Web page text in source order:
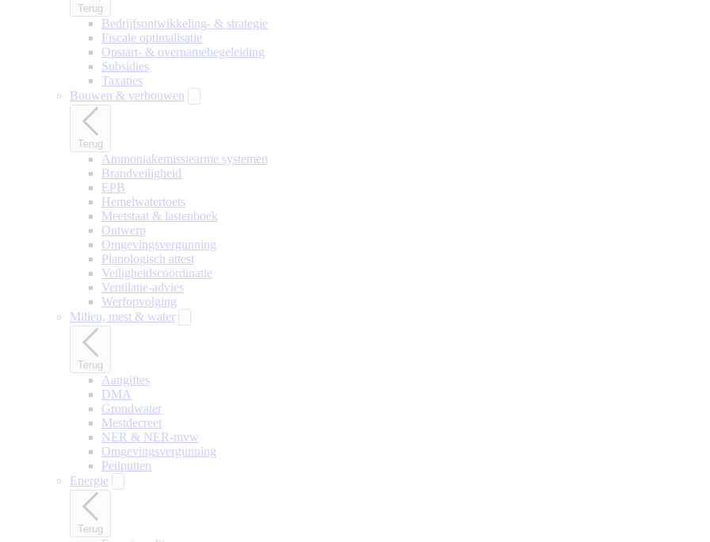
Terug
Bedrijfsontwikkeling- & strategie
Fiscale optimalisatie
Opstart- & overnamebegeleiding
Subsidies
Taxaties
Bouwen & verbouwen
Terug
Ammoniakemissiearme systemen
Brandveiligheid
EPB
Hemelwatertoets
Meetstaat & lastenboek
Ontwerp
Omgevingsvergunning
Planologisch attest
Veiligheidscoördinatie
Ventilatie-advies
Werfopvolging
Milieu, mest & water
Terug
Aangiftes
DMA
Grondwater
Mestdecreet
NER & NER-mvw
Omgevingsvergunning
Peilputten
Energie
Terug